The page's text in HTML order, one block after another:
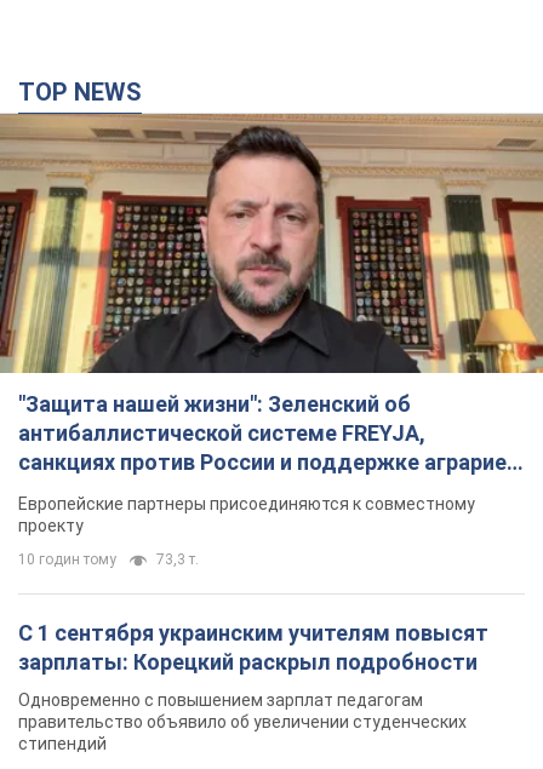
"Защита нашей жизни": Зеленский об
антибаллистической системе FREYJA,
санкциях против России и поддержке аграриев.
Видео
Европейские партнеры присоединяются к совместному
проекту
10 годин тому 73,3 т.
С 1 сентября украинским учителям повысят
зарплаты: Корецкий раскрыл подробности
Одновременно с повышением зарплат педагогам
правительство объявило об увеличении студенческих
стипендий
6 годин тому
просьбу Зеленского о передаче Украине ракет
для Patriot
Американские запасы отдельных видов боеприпасов
ограничены